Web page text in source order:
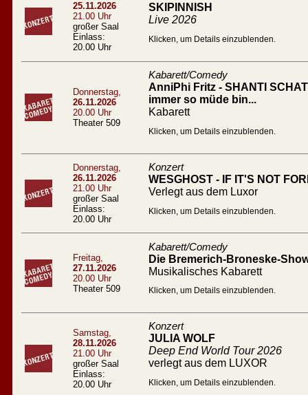
25.11.2026
21.00 Uhr
großer Saal
Einlass:
20.00 Uhr
SKIPINNISH
Live 2026
Klicken, um Details einzublenden.
Donnerstag,
26.11.2026
20.00 Uhr
Theater 509
Kabarett/Comedy
AnniPhi Fritz - SHANTI
immer so müde bin...
Kabarett
Klicken, um Details einzublenden.
Donnerstag,
26.11.2026
21.00 Uhr
großer Saal
Einlass:
20.00 Uhr
Konzert
WESGHOST - IF IT'S NOT
Verlegt aus dem Luxor
Klicken, um Details einzublenden.
Freitag,
27.11.2026
20.00 Uhr
Theater 509
Kabarett/Comedy
Die Bremerich-Broneske-
Musikalisches Kabarett
Klicken, um Details einzublenden.
Samstag,
28.11.2026
21.00 Uhr
großer Saal
Einlass:
20.00 Uhr
Konzert
JULIA WOLF
Deep End World Tour 2026
verlegt aus dem LUXOR
Klicken, um Details einzublenden.